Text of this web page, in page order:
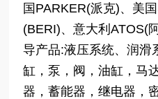
国PARKER(派克)、美
(BERI)、意大利ATOS(
导产品:液压系统、润滑
缸，泵，阀，油缸，马
器，蓄能器，继电器，